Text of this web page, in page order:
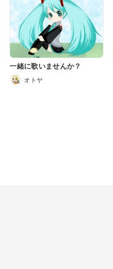
一緒に歌いませんか？
オトヤ